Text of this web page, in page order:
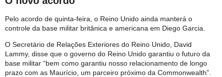
Pelo acordo de quinta-feira, o Reino Unido ainda manterá o
controle da base militar britânica e americana em Diego Garcia.
O Secretário de Relações Exteriores do Reino Unido, David
Lammy, disse que o governo do Reino Unido garantiu o futuro da
base militar “bem como garantiu nosso relacionamento de longo
prazo com as Maurício, um parceiro próximo da Commonwealth”.